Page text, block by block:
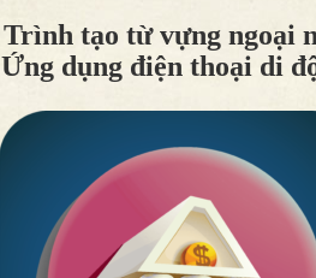
Trình tạo từ vựng ngoại
Ứng dụng điện thoại di